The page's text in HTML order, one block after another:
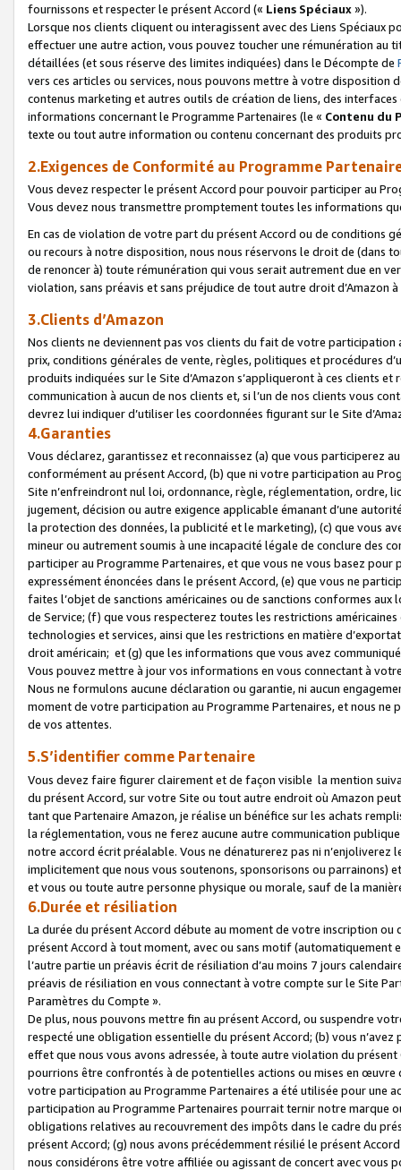
fournissons et respecter le présent Accord (« Liens Spéciaux»).
Lorsque nos clients cliquent ou interagissent avec des Liens Spéciaux
effectuer une autre action, vous pouvez toucher une rémunération
détaillées (et sous réserve des limites indiquées) dans le Décompte de
vers ces articles ou services, nous pouvons mettre à votre disposition
contenus marketing et autres outils de création de liens, des
informations concernant le Programme Partenaires (le « Contenu du
texte ou tout autre information ou contenu concernant des produits
2.Exigences de Conformité au Programme
Vous devez respecter le présent Accord pour pouvoir participer au
Vous devez nous transmettre promptement toutes les informations
En cas de violation de votre part du présent Accord ou de conditions
ou recours à notre disposition, nous nous réservons le droit de (dans
de renoncer à) toute rémunération qui vous serait autrement due en
violation, sans préavis et sans préjudice de tout autre droit
3.Clients d’Amazon
Nos clients ne deviennent pas vos clients du fait de votre
prix, conditions générales de vente, règles, politiques et procédures
produits indiquées sur le Site d’Amazon s’appliqueront à ces clients
communication à aucun de nos clients et, si l’un de nos clients vous
devrez lui indiquer d’utiliser les coordonnées figurant sur le Site
4.Garanties
Vous déclarez, garantissez et reconnaissez (a) que vous participerez
conformément au présent Accord, (b) que ni votre participation au
Site n’enfreindront nul loi, ordonnance, règle, réglementation, ordre,
jugement, décision ou autre exigence applicable émanant d’une
la protection des données, la publicité et le marketing), (c) que vous
mineur ou autrement soumis à une incapacité légale de conclure des
participer au Programme Partenaires, et que vous ne vous basez
expressément énoncées dans le présent Accord, (e) que vous ne
faites l’objet de sanctions américaines ou de sanctions conformes
de Service; (f) que vous respecterez toutes les restrictions
technologies et services, ainsi que les restrictions en matière
droit américain; et (g) que les informations que vous avez
Vous pouvez mettre à jour vos informations en vous connectant à
Nous ne formulons aucune déclaration ou garantie, ni aucun
moment de votre participation au Programme Partenaires, et nous
de vos attentes.
5.S’identifier comme Partenaire
Vous devez faire figurer clairement et de façon visible la mention
du présent Accord, sur votre Site ou tout autre endroit où Amazon
tant que Partenaire Amazon, je réalise un bénéfice sur les achats
la réglementation, vous ne ferez aucune autre communication
notre accord écrit préalable. Vous ne dénaturerez pas ni
implicitement que nous vous soutenons, sponsorisons ou parrainons)
et vous ou toute autre personne physique ou morale, sauf de la
6.Durée et résiliation
La durée du présent Accord débute au moment de votre inscription
présent Accord à tout moment, avec ou sans motif (automatiquement
l’autre partie un préavis écrit de résiliation d’au moins 7 jours
préavis de résiliation en vous connectant à votre compte sur le Site
Paramètres du Compte ».
De plus, nous pouvons mettre fin au présent Accord, ou suspendre
respecté une obligation essentielle du présent Accord; (b) vous
effet que nous vous avons adressée, à toute autre violation du
pourrions être confrontés à de potentielles actions ou mises en
votre participation au Programme Partenaires a été utilisée pour une
participation au Programme Partenaires pourrait ternir notre marque
obligations relatives au recouvrement des impôts dans le cadre du
présent Accord; (g) nous avons précédemment résilié le présent
nous considérons être votre affiliée ou agissant de concert avec vous